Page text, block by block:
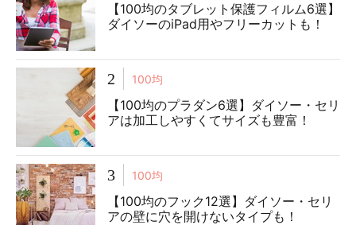
【100均のタブレット保護フィルム6選】
ダイソーのiPad用やフリーカットも！
2 100均
【100均のプラダン6選】ダイソー・セリ
アは加工しやすくてサイズも豊富！
3 100均
【100均のフック12選】ダイソー・セリ
アの壁に穴を開けないタイプも！